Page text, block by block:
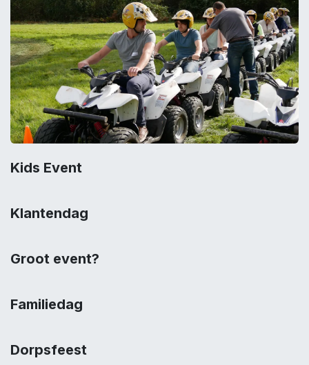
Kids Event
Klantendag
Groot event?
Familiedag
Dorpsfeest